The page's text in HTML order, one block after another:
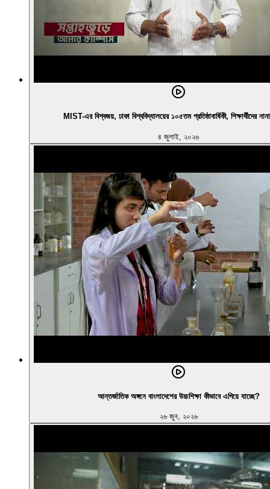
MIST-এর বিশ্বজয়, ঢাকা বিশ্ববিদ্যালয়ের ১০৫তম প্রতিষ্ঠাবার্ষিকী, শিক্ষার্থীদের
৪ জুলাই, ২০২৬
আন্তর্জাতিক অঙ্গনে বাংলাদেশের উচ্চশিক্ষা কীভাবে এগিয়ে যাচ্ছে?
২৬ জুন, ২০২৬